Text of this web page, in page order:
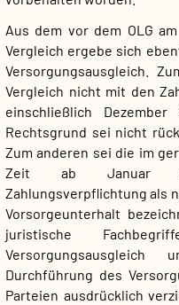
Aus dem vor dem OLG
Vergleich ergebe sich
Versorgungsausgleich.
Vergleich nicht mit den
einschließlich
Rechtsgrund sei nicht
Zum anderen sei die im
Zeit ab Januar
Zahlungsverpflichtung als
Vorsorgeunterhalt
juristische
Durchführung des
Parteien ausdrücklich